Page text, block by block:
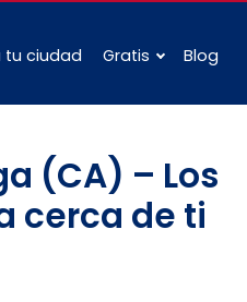
tu ciudad Gratis Blog
(CA) – Los
cerca de ti